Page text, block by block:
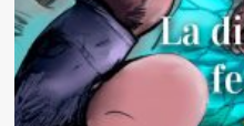
estadounidense, Joe
solicitó
formalmente
al Congreso
de
EE.UU. 33